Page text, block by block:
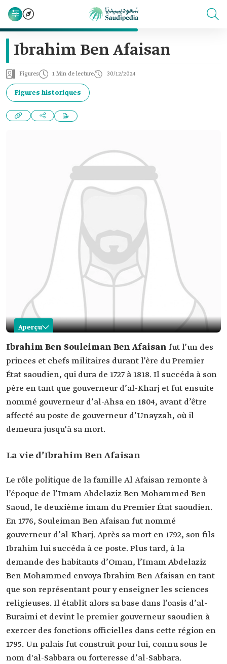
Ibrahim Ben Afaisan
Figures 1 Min de lecture 30/12/2024
Figures historiques
Aperçu
Ibrahim Ben Afaisan
Nom
Ibrahim Ben Afaisan.
Classification
L'un des princes et chefs militaires durant l'ère
du Premier État saoudien.
De sa vie
Émirat d'al-Kharj (1792).
Émirat d'al-Ahsa (1804).
Décès
1813.
Ibrahim Ben Souleiman Ben Afaisan fut l’un des
princes et chefs militaires durant l’ère du Premier
État saoudien, qui dura de 1727 à 1818. Il succéda à son
père en tant que gouverneur d’al-Kharj et fut ensuite
nommé gouverneur d’al-Ahsa en 1804, avant d’être
affecté au poste de gouverneur d’Unayzah, où il
demeura jusqu'à sa mort.
La vie d’Ibrahim Ben Afaisan
Le rôle politique de la famille Al Afaisan remonte à
l’époque de l’Imam Abdelaziz Ben Mohammed Ben
Saoud, le deuxième imam du Premier État saoudien.
En 1776, Souleiman Ben Afaisan fut nommé
gouverneur d’al-Kharj. Après sa mort en 1792, son fils
Ibrahim lui succéda à ce poste. Plus tard, à la
demande des habitants d’Oman, l’Imam Abdelaziz
Ben Mohammed envoya Ibrahim Ben Afaisan en tant
que son représentant pour y enseigner les sciences
religieuses. Il établit alors sa base dans l’oasis d’al-
Buraimi et devint le premier gouverneur saoudien à
exercer des fonctions officielles dans cette région en
1795. Un palais fut construit pour lui, connu sous le
nom d'al-Sabbara ou forteresse d’al-Sabbara.